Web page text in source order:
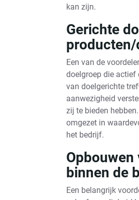
kan zijn.
Gerichte
Een van de
doelgroep die actief
van doelgerichte
aanwezigheid
zij te bieden
omgezet in
het bedrijf.
binnen de
Een belangrijk